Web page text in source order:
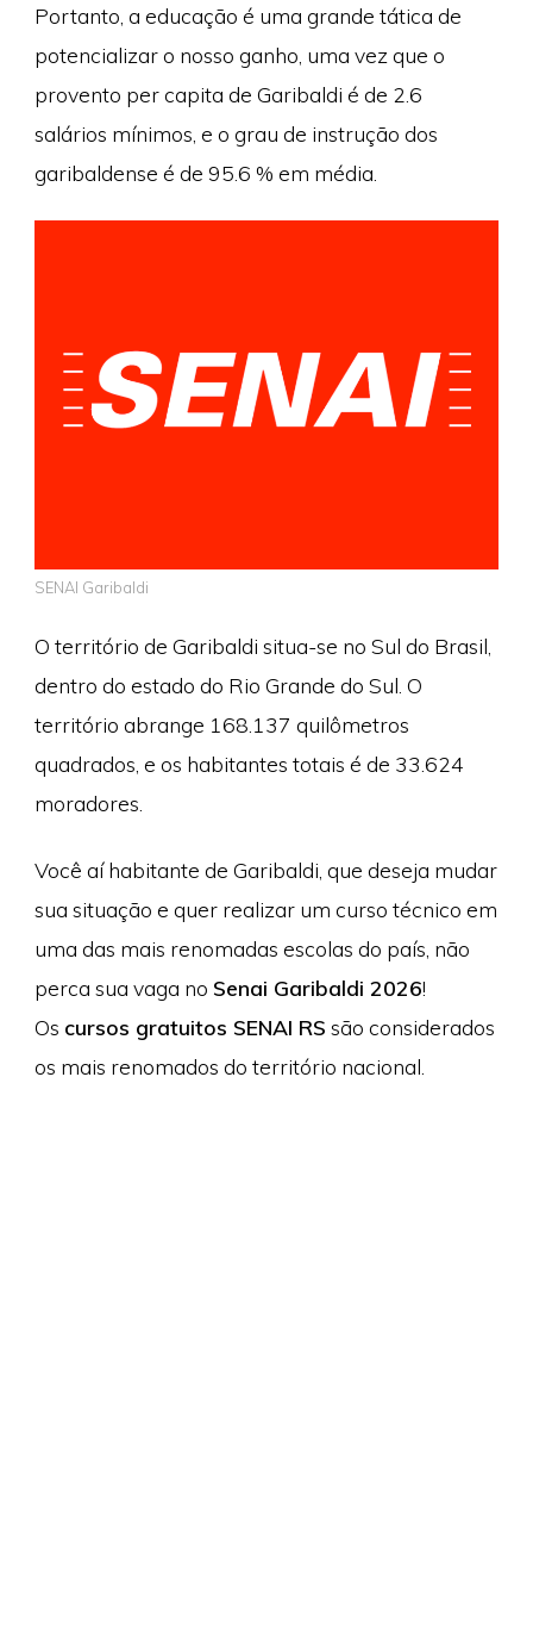
Portanto, a educação é uma grande tática de
potencializar o nosso ganho, uma vez que o
provento per capita de Garibaldi é de 2.6
salários mínimos, e o grau de instrução dos
garibaldense é de 95.6 % em média.
SENAI Garibaldi
O território de Garibaldi situa-se no Sul do Brasil,
dentro do estado do Rio Grande do Sul. O
território abrange 168.137 quilômetros
quadrados, e os habitantes totais é de 33.624
moradores.
Você aí habitante de Garibaldi, que deseja mudar
sua situação e quer realizar um curso técnico em
uma das mais renomadas escolas do país, não
perca sua vaga no Senai Garibaldi 2026!
Os cursos gratuitos SENAI RS são considerados
os mais renomados do território nacional.